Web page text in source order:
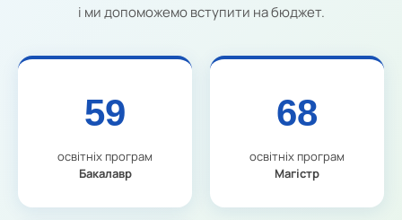
і ми допоможемо вступити на бюджет.
59
освітніх програм
Бакалавр
68
освітніх програм
Магістр